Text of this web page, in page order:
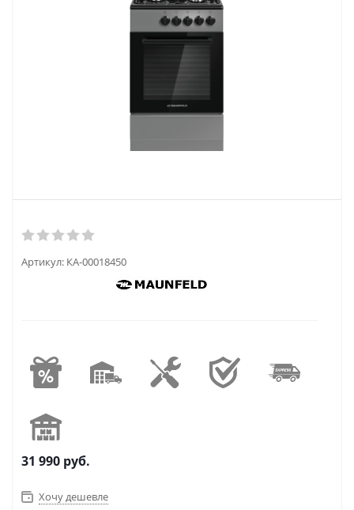
Артикул: КА-00018450
31 990 руб.
Хочу дешевле